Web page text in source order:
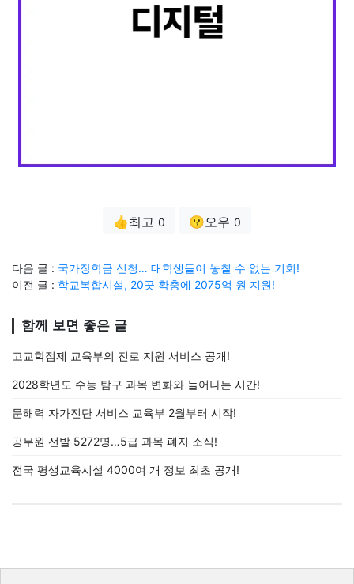
👍최고 0 😗오우 0
다음 글 : 국가장학금 신청… 대학생들이 놓칠 수 없는 기회!
이전 글 : 학교복합시설, 20곳 확충에 2075억 원 지원!
함께 보면 좋은 글
고교학점제 교육부의 진로 지원 서비스 공개!
2028학년도 수능 탐구 과목 변화와 늘어나는 시간!
문해력 자가진단 서비스 교육부 2월부터 시작!
공무원 선발 5272명…5급 과목 폐지 소식!
전국 평생교육시설 4000여 개 정보 최초 공개!